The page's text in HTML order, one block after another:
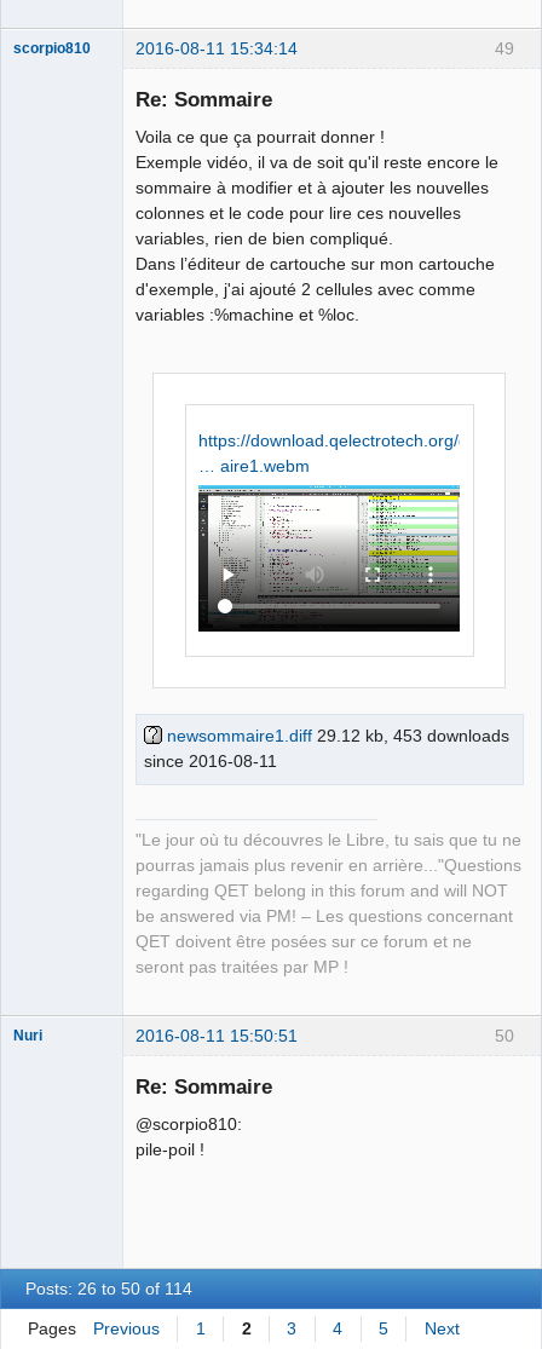
49
scorpio810 2016-08-11 15:34:14
Re: Sommaire
Voila ce que ça pourrait donner !
Exemple vidéo, il va de soit qu'il reste encore le
sommaire à modifier et à ajouter les nouvelles
colonnes et le code pour lire ces nouvelles
variables, rien de bien compliqué.
Dans l’éditeur de cartouche sur mon cartouche
d'exemple, j'ai ajouté 2 cellules avec comme
variables :%machine et %loc.
https://download.qelectrotech.org/qet/f
… aire1.webm
newsommaire1.diff 29.12 kb, 453 downloads
since 2016-08-11
"Le jour où tu découvres le Libre, tu sais que tu ne
pourras jamais plus revenir en arrière..."Questions
regarding QET belong in this forum and will NOT
be answered via PM! – Les questions concernant
QET doivent être posées sur ce forum et ne
seront pas traitées par MP !
50
Nuri 2016-08-11 15:50:51
Re: Sommaire
@scorpio810:
pile-poil !
Posts: 26 to 50 of 114
Pages Previous 1 2 3 4 5 Next